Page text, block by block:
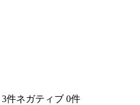
3件ネガティブ 0件